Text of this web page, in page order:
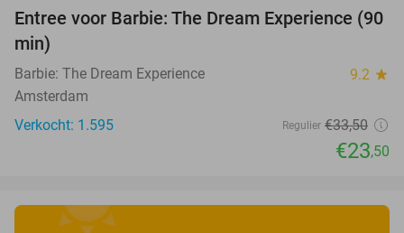
30%
Entree voor Barbie: The Dream Experience (90
min)
Barbie: The Dream Experience 9.2 star
Amsterdam
Verkocht: 1.595
Regulier €33,50
€23,50